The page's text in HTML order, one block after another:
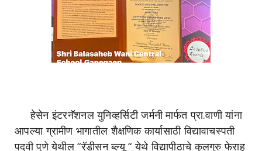
हेसेन इंटरनॅशनल युनिव्हर्सिटी जर्मनी मार्फत प्रा.वाणी यांना
आपल्या ग्रामीण भागातील शैक्षणिक कार्यासाठी विद्यावाचस्पती
पदवी पुणे येथील “रॅडीसन ब्ल्यू “ येथे विद्यापीठाचे कुलगुरु फेराह